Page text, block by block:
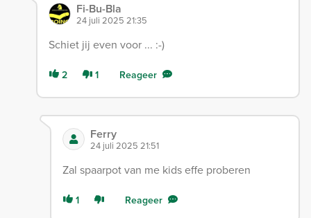
Fi-Bu-Bla
24 juli 2025 21:35
Schiet jij even voor ... :-)
2 1 Reageer
Ferry
24 juli 2025 21:51
Zal spaarpot van me kids effe proberen
1 Reageer